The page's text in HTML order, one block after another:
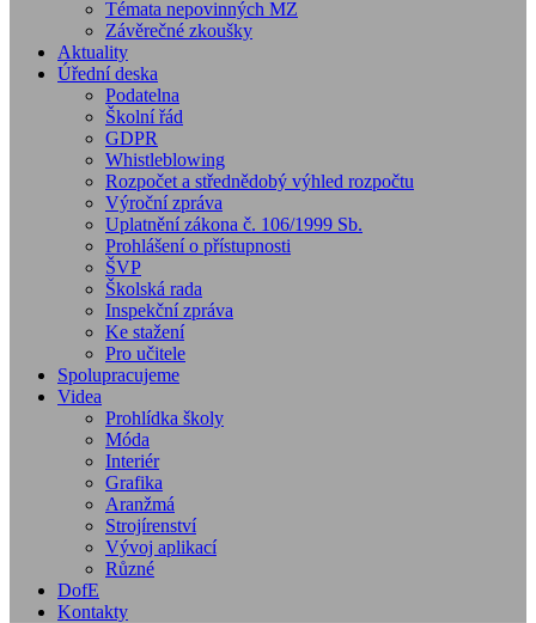
Témata nepovinných MZ
Závěrečné zkoušky
Aktuality
Úřední deska
Podatelna
Školní řád
GDPR
Whistleblowing
Rozpočet a střednědobý výhled rozpočtu
Výroční zpráva
Uplatnění zákona č. 106/1999 Sb.
Prohlášení o přístupnosti
ŠVP
Školská rada
Inspekční zpráva
Ke stažení
Pro učitele
Spolupracujeme
Videa
Prohlídka školy
Móda
Interiér
Grafika
Aranžmá
Strojírenství
Vývoj aplikací
Různé
DofE
Kontakty